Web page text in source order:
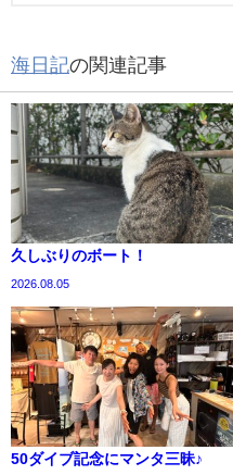
海日記の関連記事
久しぶりのボート！
2026.08.05
50ダイブ記念にマンタ三昧♪